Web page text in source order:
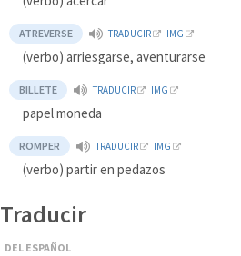
ATREVERSE TRADUCIR IMG
(verbo) arriesgarse, aventurarse
BILLETE TRADUCIR IMG
papel moneda
ROMPER TRADUCIR IMG
(verbo) partir en pedazos
Traducir
DEL ESPAÑOL